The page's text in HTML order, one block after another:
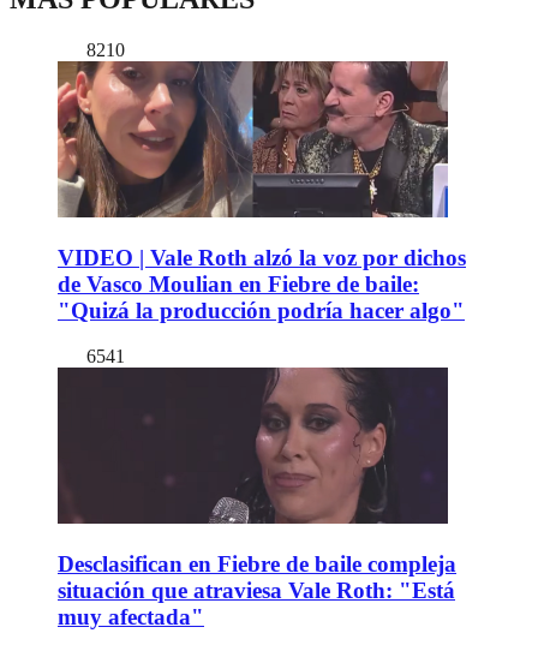
8210
VIDEO | Vale Roth alzó la voz por dichos
de Vasco Moulian en Fiebre de baile:
"Quizá la producción podría hacer algo"
6541
Desclasifican en Fiebre de baile compleja
situación que atraviesa Vale Roth: "Está
muy afectada"